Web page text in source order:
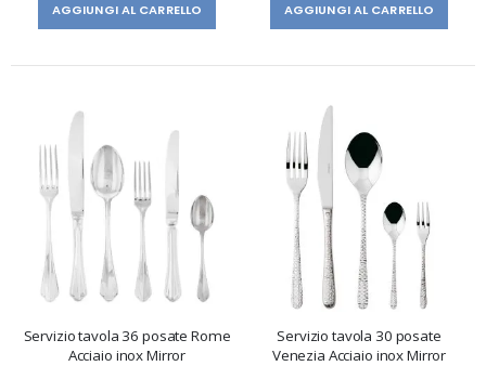
AGGIUNGI AL CARRELLO AGGIUNGI AL CARRELLO
Servizio tavola 36 posate Rome
Acciaio inox Mirror
Servizio tavola 30 posate
Venezia Acciaio inox Mirror